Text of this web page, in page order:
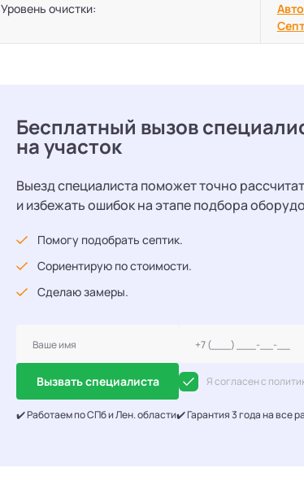
Уровень очистки:
Бесплатный вызов
на участок
Выезд специалиста поможет точно
и избежать ошибок на этапе подбора
Помогу подобрать септик.
Сориентирую по стоимости.
Сделаю замеры.
Вызвать специалиста Я согласен с
✔️ Работаем по СПб и Лен. области✔️ Гарантия 3 года на все